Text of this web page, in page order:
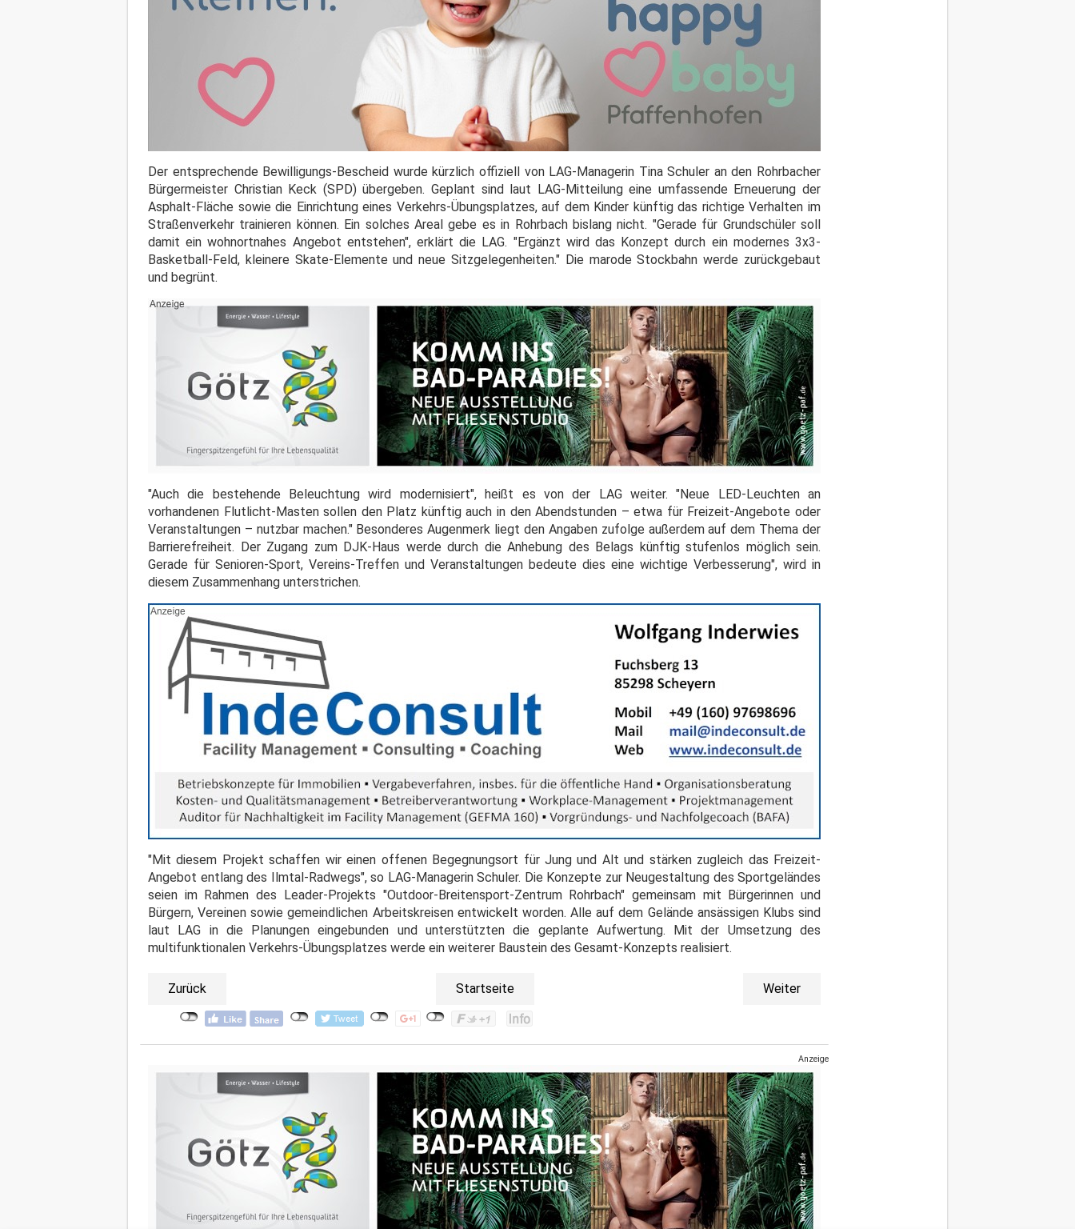
Der entsprechende Bewilligungs-Bescheid wurde kürzlich offiziell von LAG-Managerin Tina Schuler an den Rohrbacher
Bürgermeister Christian Keck (SPD) übergeben. Geplant sind laut LAG-Mitteilung eine umfassende Erneuerung der
Asphalt-Fläche sowie die Einrichtung eines Verkehrs-Übungsplatzes, auf dem Kinder künftig das richtige Verhalten im
Straßenverkehr trainieren können. Ein solches Areal gebe es in Rohrbach bislang nicht. "Gerade für Grundschüler soll
damit ein wohnortnahes Angebot entstehen", erklärt die LAG. "Ergänzt wird das Konzept durch ein modernes 3x3-
Basketball-Feld, kleinere Skate-Elemente und neue Sitzgelegenheiten." Die marode Stockbahn werde zurückgebaut
und begrünt.
"Auch die bestehende Beleuchtung wird modernisiert", heißt es von der LAG weiter. "Neue LED-Leuchten an
vorhandenen Flutlicht-Masten sollen den Platz künftig auch in den Abendstunden – etwa für Freizeit-Angebote oder
Veranstaltungen – nutzbar machen." Besonderes Augenmerk liegt den Angaben zufolge außerdem auf dem Thema der
Barrierefreiheit. Der Zugang zum DJK-Haus werde durch die Anhebung des Belags künftig stufenlos möglich sein.
Gerade für Senioren-Sport, Vereins-Treffen und Veranstaltungen bedeute dies eine wichtige Verbesserung", wird in
diesem Zusammenhang unterstrichen.
"Mit diesem Projekt schaffen wir einen offenen Begegnungsort für Jung und Alt und stärken zugleich das Freizeit-
Angebot entlang des Ilmtal-Radwegs", so LAG-Managerin Schuler. Die Konzepte zur Neugestaltung des Sportgeländes
seien im Rahmen des Leader-Projekts "Outdoor-Breitensport-Zentrum Rohrbach" gemeinsam mit Bürgerinnen und
Bürgern, Vereinen sowie gemeindlichen Arbeitskreisen entwickelt worden. Alle auf dem Gelände ansässigen Klubs sind
laut LAG in die Planungen eingebunden und unterstützten die geplante Aufwertung. Mit der Umsetzung des
multifunktionalen Verkehrs-Übungsplatzes werde ein weiterer Baustein des Gesamt-Konzepts realisiert.
Zurück Startseite Weiter
Anzeige